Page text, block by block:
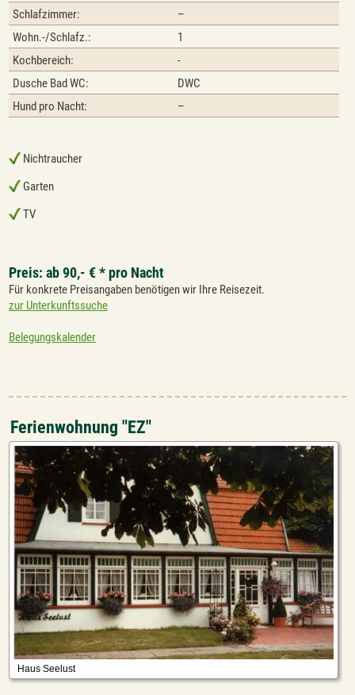
Schlafzimmer:
–
Wohn.-/Schlafz.:
1
Kochbereich:
-
Dusche Bad WC:
DWC
Hund pro Nacht:
–
Nichtraucher
Garten
TV
Preis: ab 90,- € * pro Nacht
Für konkrete Preisangaben benötigen wir Ihre Reisezeit.
zur Unterkunftssuche
Belegungskalender
Ferienwohnung "EZ"